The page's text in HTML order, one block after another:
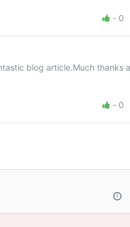
- 0
blog article.Much thanks
- 0